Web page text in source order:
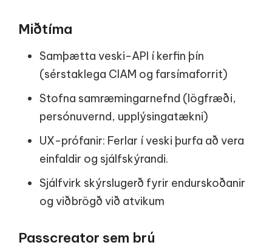
Miðtíma
Samþætta veski-API í kerfin þín
(sérstaklega CIAM og farsímaforrit)
Stofna samræmingarnefnd (lögfræði,
persónuvernd, upplýsingatækni)
UX-prófanir: Ferlar í veski þurfa að vera
einfaldir og sjálfskýrandi.
Sjálfvirk skýrslugerð fyrir endurskoðanir
og viðbrögð við atvikum
Passcreator sem brú